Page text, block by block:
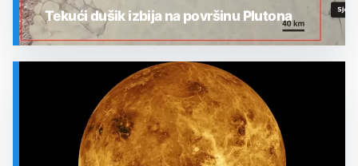
Tekući dušik izbija na površinu Plutona